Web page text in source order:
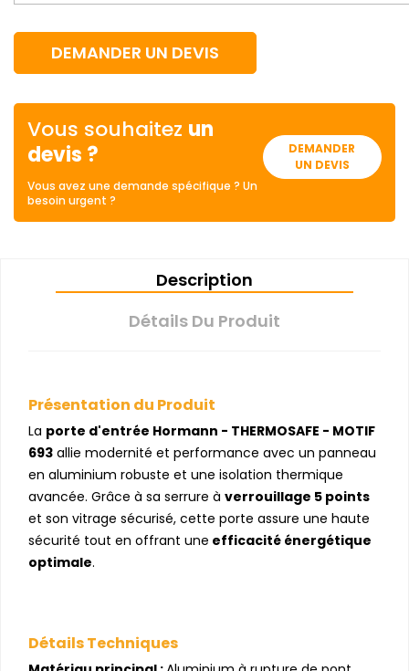
DEMANDER UN DEVIS
Vous souhaitez un
devis ?
Vous avez une demande spécifique ? Un
besoin urgent ?
DEMANDER
UN DEVIS
Description
Détails Du Produit
Présentation du Produit
La porte d'entrée Hormann - THERMOSAFE - MOTIF
693 allie modernité et performance avec un panneau
en aluminium robuste et une isolation thermique
avancée. Grâce à sa serrure à verrouillage 5 points
et son vitrage sécurisé, cette porte assure une haute
sécurité tout en offrant une efficacité énergétique
optimale.
Détails Techniques